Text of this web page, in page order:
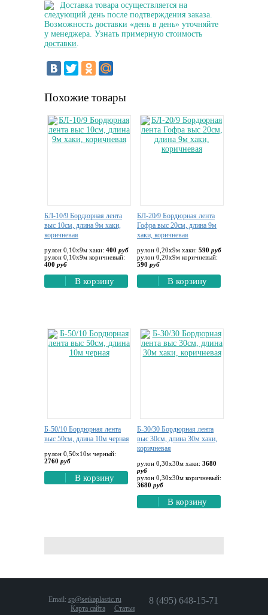
Доставка товара осуществляется на
следующий день после подтверждения заказа.
Возможность доставки «день в день» уточняйте
у менеджера. Узнать примерную стоимость
доставки.
Похожие товары
БЛ-10/9 Бордюрная лента
выс 10см, длина 9м хаки,
коричневая
рулон 0,10х9м хаки: 400 руб
рулон 0,10х9м коричневый:
400 руб
В корзину
БЛ-20/9 Бордюрная лента
Гофра выс 20см, длина 9м
хаки, коричневая
рулон 0,20х9м хаки: 590 руб
рулон 0,20х9м коричневый:
590 руб
В корзину
Б-50/10 Бордюрная лента
выс 50см, длина 10м черная
рулон 0,50х10м черный:
2760 руб
В корзину
Б-30/30 Бордюрная лента
выс 30см, длина 30м хаки,
коричневая
рулон 0,30х30м хаки: 3680
руб
рулон 0,30х30м коричневый:
3680 руб
В корзину
8 (495) 648-15-71
Email: sp@setkaplastic.ru
Карта сайта
Статьи